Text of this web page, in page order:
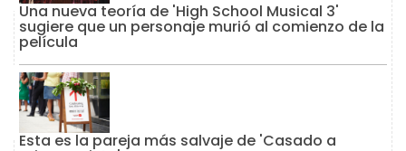
Una nueva teoría de 'High School Musical 3'
sugiere que un personaje murió al comienzo de la
película
Esta es la pareja más salvaje de 'Casado a